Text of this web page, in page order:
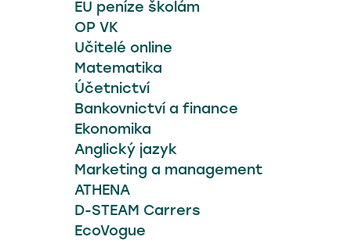
EU peníze školám
OP VK
Učitelé online
Matematika
Účetnictví
Bankovnictví a finance
Ekonomika
Anglický jazyk
Marketing a management
ATHENA
D-STEAM Carrers
EcoVogue